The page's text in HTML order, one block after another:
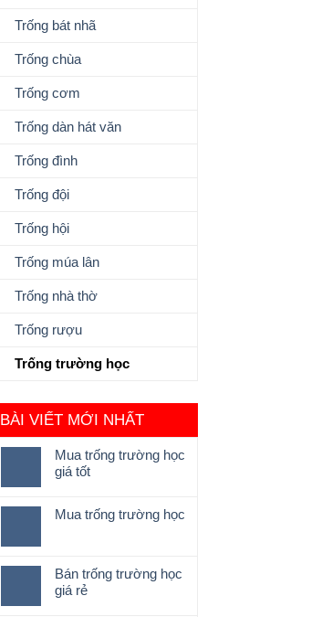
Trống bát nhã
Trống chùa
Trống cơm
Trống dàn hát văn
Trống đình
Trống đội
Trống hội
Trống múa lân
Trống nhà thờ
Trống rượu
Trống trường học
BÀI VIẾT MỚI NHẤT
Mua trống trường học
giá tốt
Mua trống trường học
Bán trống trường học
giá rẻ